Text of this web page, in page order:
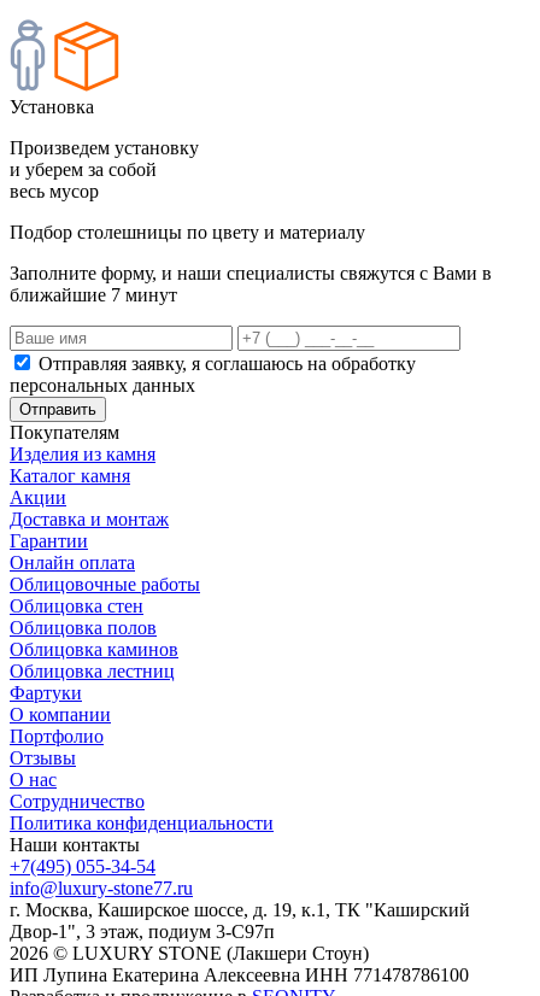
Установка
Произведем установку
и уберем за собой
весь мусор
Подбор столешницы по цвету и материалу
Заполните форму, и наши специалисты свяжутся с Вами в
ближайшие 7 минут
Отправляя заявку, я соглашаюсь на обработку
персональных данных
Отправить
Покупателям
Изделия из камня
Каталог камня
Акции
Доставка и монтаж
Гарантии
Онлайн оплата
Облицовочные работы
Облицовка стен
Облицовка полов
Облицовка каминов
Облицовка лестниц
Фартуки
О компании
Портфолио
Отзывы
О нас
Сотрудничество
Политика конфиденциальности
Наши контакты
+7(495) 055-34-54
info@luxury-stone77.ru
г. Москва, Каширское шоссе, д. 19, к.1, ТК "Каширский
Двор-1", 3 этаж, подиум 3-С97п
2026 © LUXURY STONE (Лакшери Стоун)
ИП Лупина Екатерина Алексеевна ИНН 771478786100